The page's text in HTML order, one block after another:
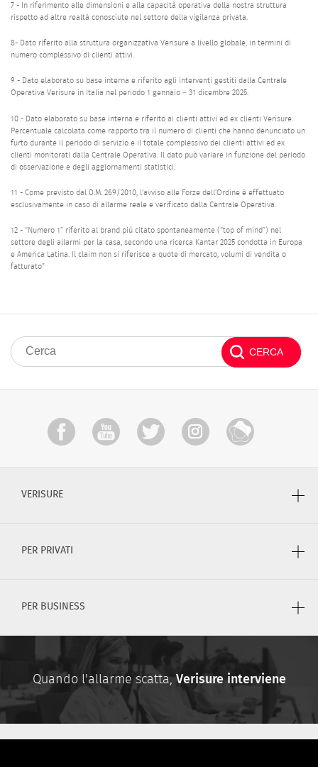
7 - In riferimento alle dimensioni e alla capacità operativa della nostra struttura
rispetto ad altre realtà conosciute nel settore della vigilanza privata.
8- Dato riferito alla struttura organizzativa Verisure a livello globale, in termini di
numero complessivo di clienti attivi.
9 - Dato elaborato su base interna e riferito agli interventi gestiti dalla Centrale
Operativa Verisure in Italia nel periodo 1 gennaio – 31 dicembre 2025.
10 - Dato elaborato su base interna e riferito ai clienti attivi ed ex clienti Verisure.
Percentuale calcolata come rapporto tra il numero di clienti che hanno denunciato un
furto durante il periodo di servizio e il totale complessivo dei clienti attivi ed ex
clienti monitorati dalla Centrale Operativa. Il dato può variare in funzione del periodo
di osservazione e degli aggiornamenti statistici.
11 - Come previsto dal D.M. 269/2010, l’avviso alle Forze dell’Ordine è effettuato
esclusivamente in caso di allarme reale e verificato dalla Centrale Operativa.
12 - “Numero 1” riferito al brand più citato spontaneamente (“top of mind”) nel
settore degli allarmi per la casa, secondo una ricerca Kantar 2025 condotta in Europa
e America Latina. Il claim non si riferisce a quote di mercato, volumi di vendita o
fatturato”
VERISURE
PER PRIVATI
PER BUSINESS
Quando l'allarme scatta,Verisure interviene